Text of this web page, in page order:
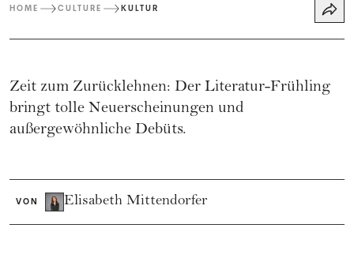
HOME CULTURE KULTUR
Zeit zum Zurücklehnen: Der Literatur-Frühling
bringt tolle Neuerscheinungen und
außergewöhnliche Debüts.
VON Elisabeth Mittendorfer